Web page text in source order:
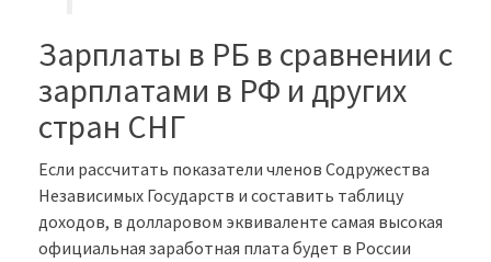
Зарплаты в РБ в сравнении с
зарплатами в РФ и других
стран СНГ
Если рассчитать показатели членов Содружества
Независимых Государств и составить таблицу
доходов, в долларовом эквиваленте самая высокая
официальная заработная плата будет в России